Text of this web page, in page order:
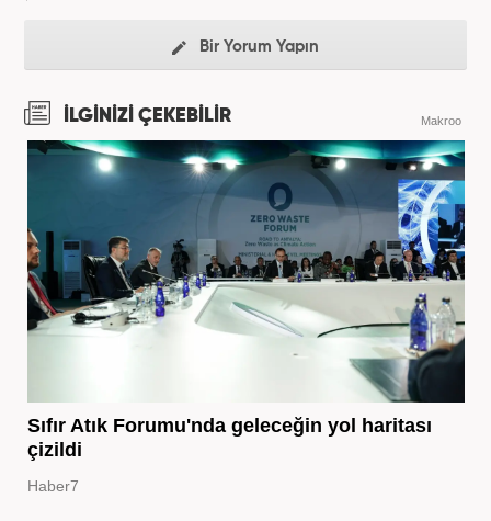
Bir Yorum Yapın
İLGİNİZİ ÇEKEBİLİR Makroo
Sıfır Atık Forumu'nda geleceğin yol haritası
çizildi
Haber7